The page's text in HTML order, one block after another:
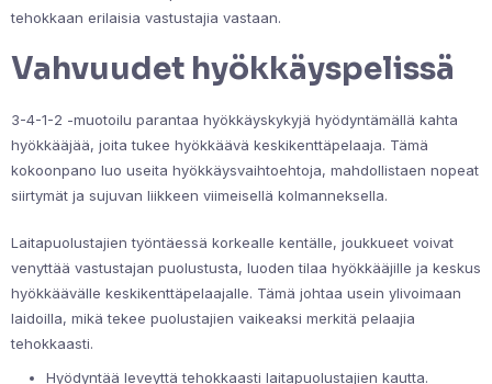
tehokkaan erilaisia vastustajia vastaan.
Vahvuudet hyökkäyspelissä
3-4-1-2 -muotoilu parantaa hyökkäyskykyjä hyödyntämällä kahta
hyökkääjää, joita tukee hyökkäävä keskikenttäpelaaja. Tämä
kokoonpano luo useita hyökkäysvaihtoehtoja, mahdollistaen nopeat
siirtymät ja sujuvan liikkeen viimeisellä kolmanneksella.
Laitapuolustajien työntäessä korkealle kentälle, joukkueet voivat
venyttää vastustajan puolustusta, luoden tilaa hyökkääjille ja keskus
hyökkäävälle keskikenttäpelaajalle. Tämä johtaa usein ylivoimaan
laidoilla, mikä tekee puolustajien vaikeaksi merkitä pelaajia
tehokkaasti.
Hyödyntää leveyttä tehokkaasti laitapuolustajien kautta.